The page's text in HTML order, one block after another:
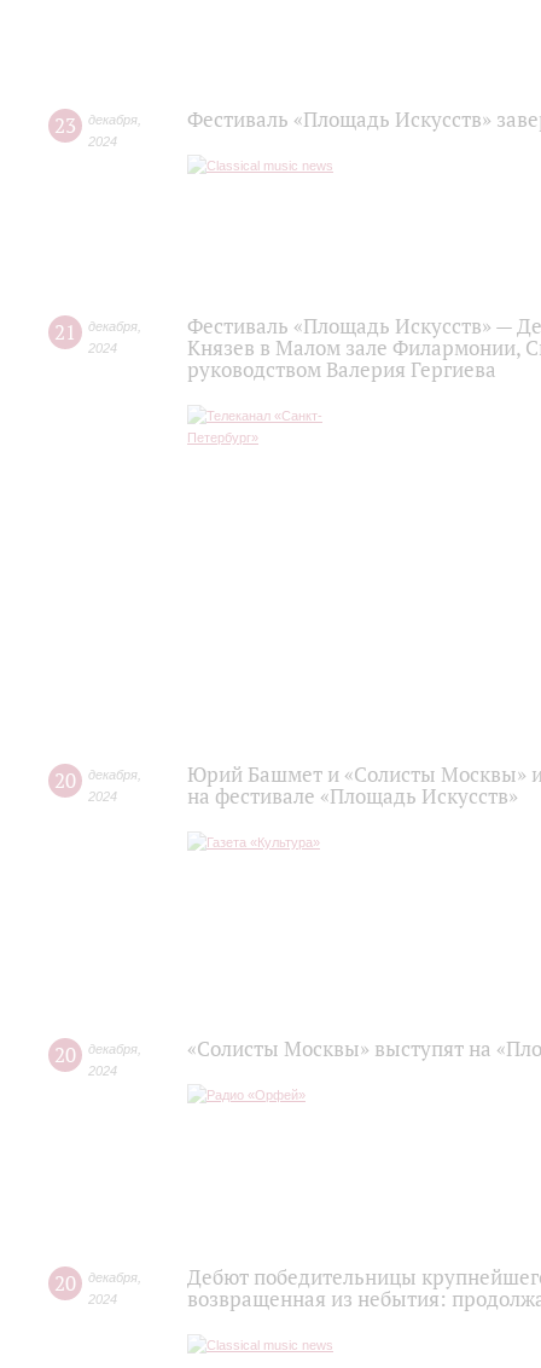
23 декабря
2024
Фестиваль «Площадь Искусств»
21 декабря
2024
Фестиваль «Площадь Искусств» —
Князев в Малом зале Филармонии,
руководством Валерия Гергиева
20 декабря
2024
Юрий Башмет и «Солисты Москвы»
на фестивале «Площадь Искусств»
20 декабря
2024
«Солисты Москвы» выступят на
20 декабря
2024
Дебют победительницы
возвращенная из небытия: